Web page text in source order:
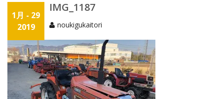
1月 - 29
2019
IMG_1187
noukigukaitori